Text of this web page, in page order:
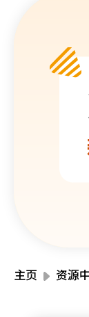
主页 资源